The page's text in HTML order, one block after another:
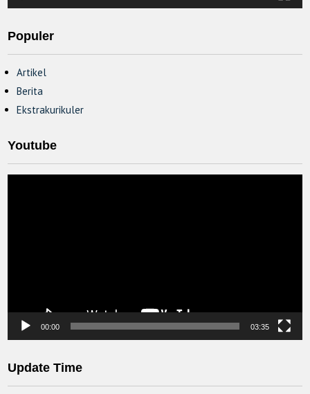
Populer
Artikel
Berita
Ekstrakurikuler
Youtube
00:00 03:35
Update Time